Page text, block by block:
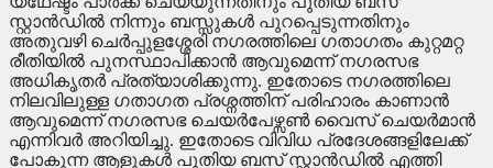
സ്റ്റാൻഡിൽ നിന്നും ബസ്സുകൾ പുറപ്പെടുന്നതിനും
അതുവഴി ചെർപ്പുളശ്ശേരി നഗരത്തിലെ ഗതാഗതം കുറ്റമറ്റ
രീതിയിൽ പുനസ്ഥാപിക്കാൻ ആവുമെന്ന് നഗരസഭ
അധികൃതർ പ്രത്യാശിക്കുന്നു. ഇതോടെ നഗരത്തിലെ
നിലവിലുള്ള ഗതാഗത പ്രശ്നത്തിന് പരിഹാരം കാണാൻ
ആവുമെന്ന് നഗരസഭ ചെയർപേഴ്സൺ വൈസ് ചെയർമാൻ
എന്നിവർ അറിയിച്ചു. ഇതോടെ വിവിധ പ്രദേശങ്ങളിലേക്ക്
പോകുന്ന ആളുകൾ പുതിയ ബസ് സ്റ്റാൻഡിൽ എത്തി